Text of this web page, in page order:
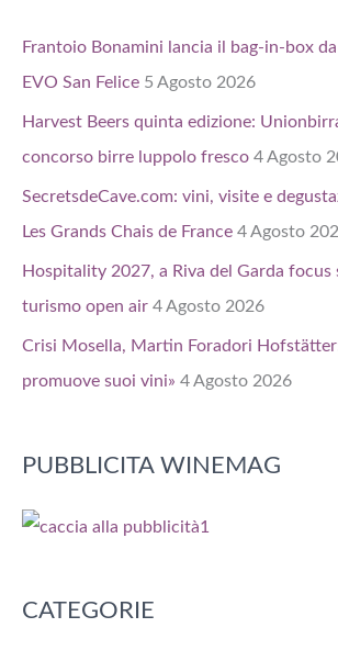
Frantoio Bonamini lancia il bag-in-box
EVO San Felice 5 Agosto 2026
Harvest Beers quinta edizione:
concorso birre luppolo fresco 4 Agosto
SecretsdeCave.com: vini, visite e
Les Grands Chais de France 4 Agosto
Hospitality 2027, a Riva del Garda focus
turismo open air 4 Agosto 2026
Crisi Mosella, Martin Foradori
promuove suoi vini» 4 Agosto 2026
PUBBLICITA WINEMAG
CATEGORIE